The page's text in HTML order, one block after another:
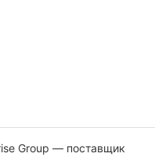
Group — поставщик